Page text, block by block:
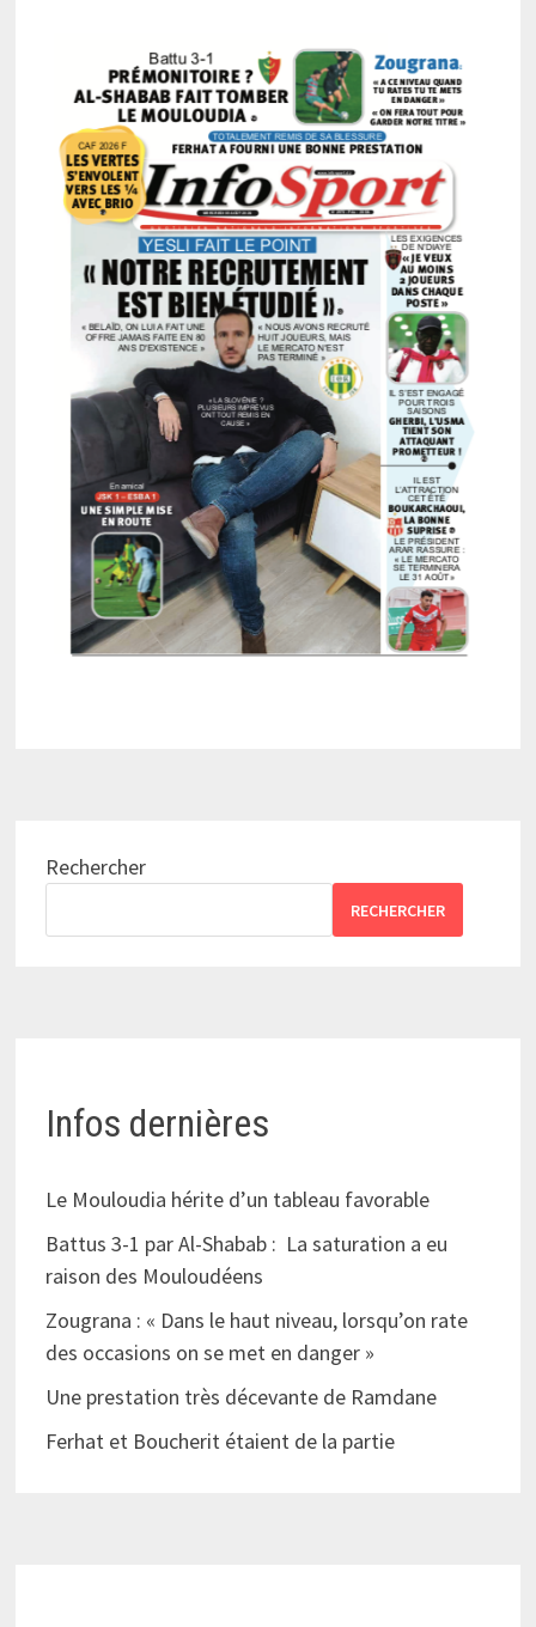
Rechercher
RECHERCHER
Infos dernières
Le Mouloudia hérite d’un tableau favorable
Battus 3-1 par Al-Shabab : La saturation a eu
raison des Mouloudéens
Zougrana : « Dans le haut niveau, lorsqu’on rate
des occasions on se met en danger »
Une prestation très décevante de Ramdane
Ferhat et Boucherit étaient de la partie